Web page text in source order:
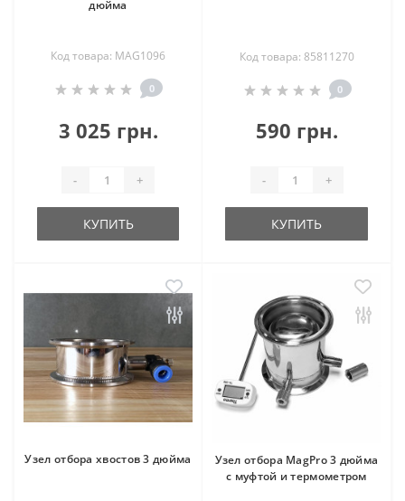
дюйма
Код товара: MAG1096
0
3 025 грн.
- +
КУПИТЬ
Код товара: 85811270
0
590 грн.
- +
КУПИТЬ
Узел отбора хвостов 3 дюйма
Узел отбора MagPro 3 дюйма
с муфтой и термометром